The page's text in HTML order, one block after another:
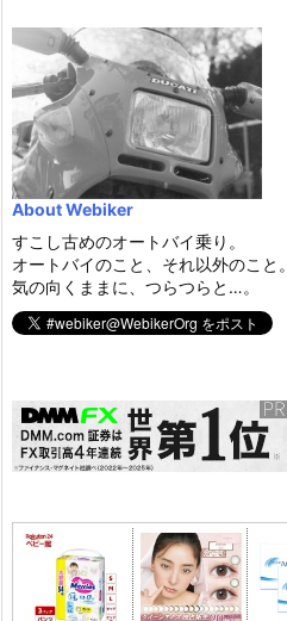
About Webiker
すこし古めのオートバイ乗り。
オートバイのこと、それ以外のこと。
気の向くままに、つらつらと…。